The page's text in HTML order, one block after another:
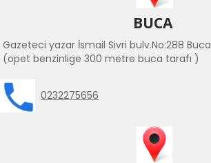
BUCA
Gazeteci yazar İsmail Sivri bulv.No:288 Buca
(opet benzinlige 300 metre buca tarafı )
0232275656